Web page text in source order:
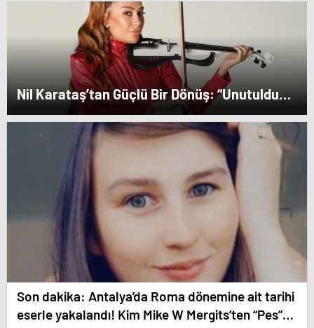
Nil Karataş’tan Güçlü Bir Dönüş: “Unutuldun”
Yayında!
Son dakika: Antalya’da Roma dönemine ait tarihi
eserle yakalandı! Kim Mike W Mergits’ten “Pes”